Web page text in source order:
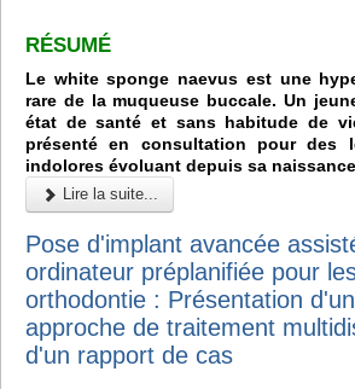
RÉSUMÉ
Le white sponge naevus est une
rare de la muqueuse buccale. Un
état de santé et sans habitude de
présenté en consultation pour des
indolores évoluant depuis sa
Lire la suite...
Pose d'implant avancée
ordinateur préplanifiée pour
orthodontie : Présentation
approche de traitement
d'un rapport de cas